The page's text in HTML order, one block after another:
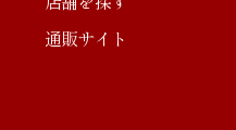
通販サイト